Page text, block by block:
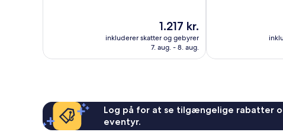
Prisen
er
1.217 kr.
1.217 kr.
inkluderer skatter og gebyrer
7. aug. - 8. aug.
Log på for at se tilgængelige rabatter
eventyr.